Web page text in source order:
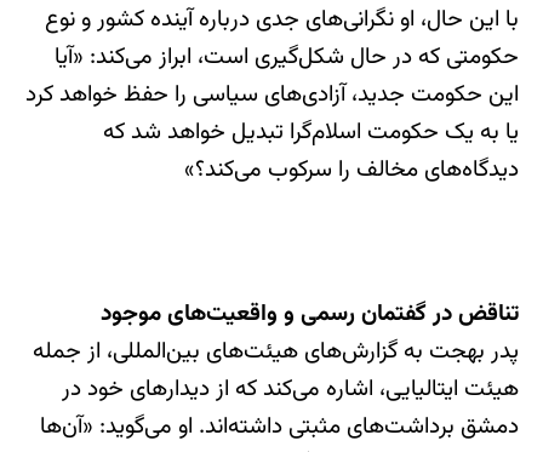
با این حال، او نگرانی‌های جدی درباره آینده کشور و نوع
حکومتی که در حال شکل‌گیری است، ابراز می‌کند: «آیا
این حکومت جدید، آزادی‌های سیاسی را حفظ خواهد کرد
یا به یک حکومت اسلام‌گرا تبدیل خواهد شد که
دیدگاه‌های مخالف را سرکوب می‌کند؟»
تناقض در گفتمان رسمی و واقعیت‌های موجود
پدر بهجت به گزارش‌های هیئت‌های بین‌المللی، از جمله
هیئت ایتالیایی، اشاره می‌کند که از دیدارهای خود در
دمشق برداشت‌های مثبتی داشته‌اند. او می‌گوید: «آن‌ها